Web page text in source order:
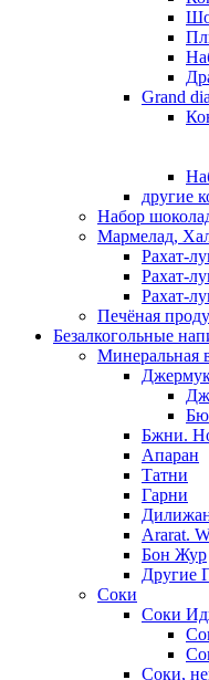
Grand
другие
Набор
Мармелад,
Рахат-
Рахат-
Рахат-
Печёная
Безалкогольные
Минеральная
Бжни.
Апаран
Татни
Гарни
Ararat.
Бон Жур
Другие
Соки
Соки
Соки,